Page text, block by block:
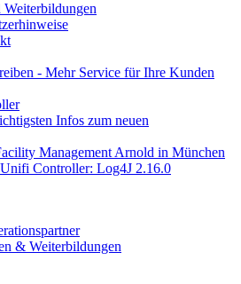
- Mehr Service für Ihre Kunden
Infos zum neuen
Management Arnold in München
Controller: Log4J 2.16.0
& Weiterbildungen